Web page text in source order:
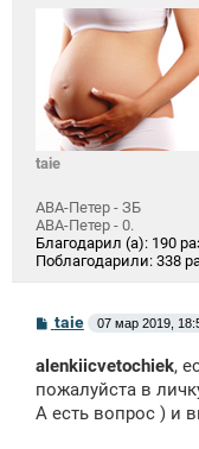
taie
АВА-Петер - ЗБ
АВА-Петер - 0.
Благодарил (а): 190
Поблагодарили: 338
С
о
б
щ
н
taie 07 мар 2019,
alenkiicvetochiek,
пожалуйста в
А есть вопрос ) и